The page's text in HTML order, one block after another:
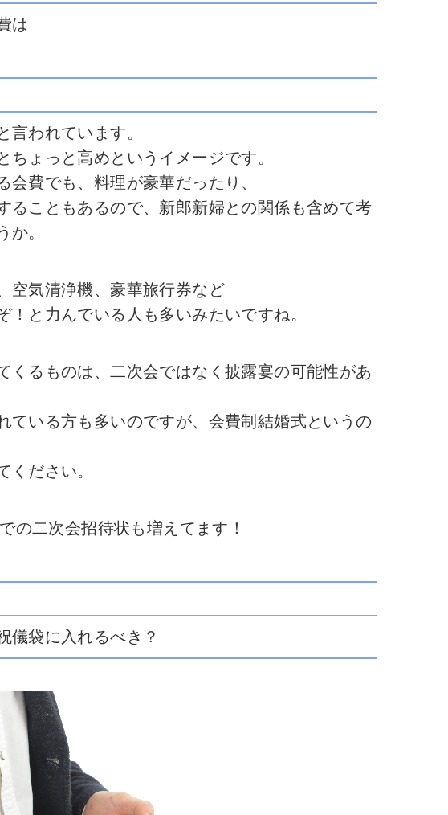
は
言われています。
ちょっと高めというイメージです。
会費でも、料理が豪華だったり、
ることもあるので、新郎新婦との関係も含めて考
か。
空気清浄機、豪華旅行券など
！と力んでいる人も多いみたいですね。
くるものは、二次会ではなく披露宴の可能性があ
ている方も多いのですが、会費制結婚式というの
ください。
の二次会招待状も増えてます！
儀袋に入れるべき？